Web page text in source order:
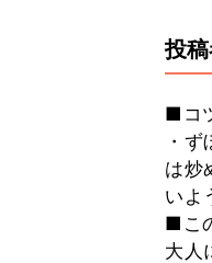
投
■コ
・
は炒
いよ
■こ
大人